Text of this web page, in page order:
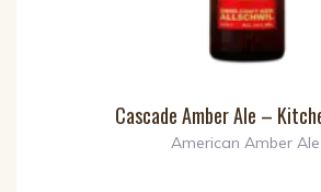
Cascade Amber Ale –
American Amber Ale